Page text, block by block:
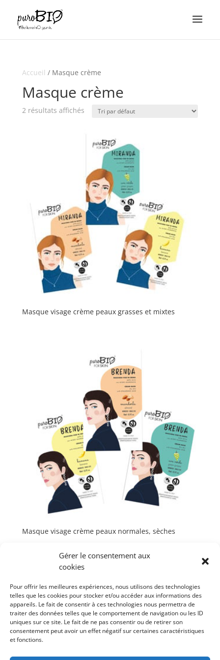
Gérer le consentement aux
cookies
Pour offrir les meilleures expériences, nous utilisons des technologies
telles que les cookies pour stocker et/ou accéder aux informations des
appareils. Le fait de consentir à ces technologies nous permettra de
traiter des données telles que le comportement de navigation ou les ID
uniques sur ce site. Le fait de ne pas consentir ou de retirer son
consentement peut avoir un effet négatif sur certaines caractéristiques
et fonctions.
Accueil / Masque crème
Masque crème
2 résultats affichés
Masque visage crème peaux grasses et mixtes
Masque visage crème peaux normales, sèches
Points de vente–Contacts–Mentions légales–INCI
Mode d’emploi–Actualités
DEVENEZ REVENDEUR PUROBIO COSMETICS